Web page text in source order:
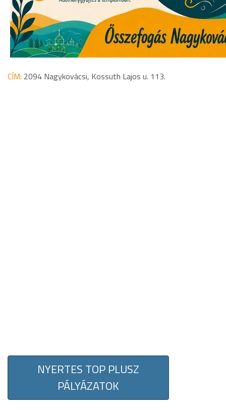
CÍM: 2094 Nagykovácsi, Kossuth Lajos u. 113.
NYERTES TOP PLUSZ
PÁLYÁZATOK